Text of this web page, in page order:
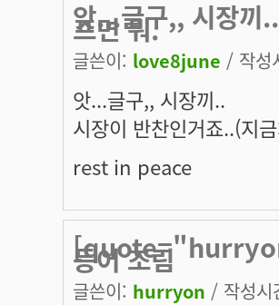
앗...글구,, 시장끼
프면 뭐.
글쓴이: love8june / 작성
앗...글구,, 시장끼..
시장이 반찬인거죠..(지
rest in peace
등어 조림
글쓴이: hurryon / 작성